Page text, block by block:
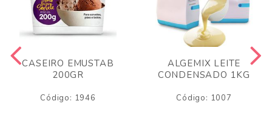
CASEIRO EMUSTAB
200GR
Código: 1946
ALGEMIX LEITE
CONDENSADO 1KG
Código: 1007